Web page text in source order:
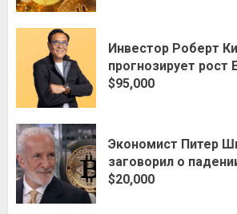
Инвестор Роберт
прогнозирует рост
$95,000
Экономист Питер
заговорил о
$20,000